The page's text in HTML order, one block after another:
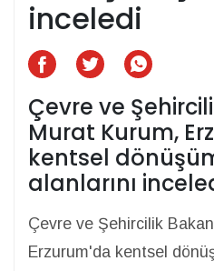
inceledi
Çevre ve
Murat Kurum,
kentsel
alanlarını
Çevre ve Şehircilik
Erzurum'da kentsel